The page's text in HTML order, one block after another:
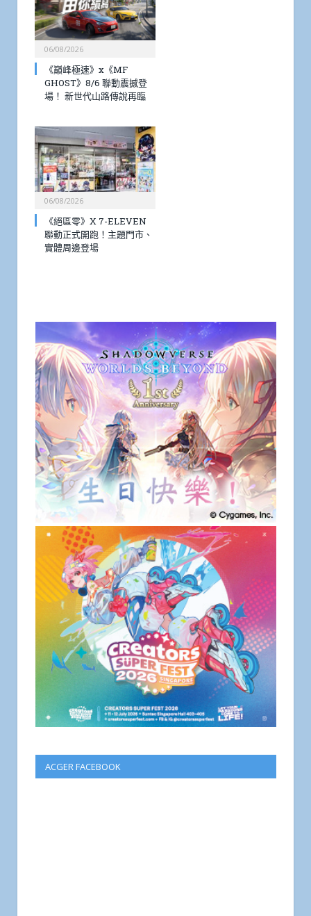
06/08/2026
《巔峰極速》x《MF
GHOST》8/6 聯動震撼登
場！ 新世代山路傳說再臨
06/08/2026
《絕區零》X 7-ELEVEN
聯動正式開跑！主題門市、
實體周邊登場
ACGER FACEBOOK